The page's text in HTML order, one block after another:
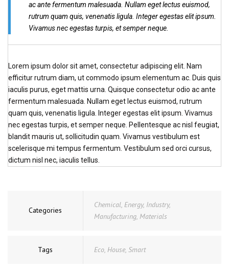
ac ante fermentum malesuada. Nullam eget lectus euismod,
rutrum quam quis, venenatis ligula. Integer egestas elit ipsum.
Vivamus nec egestas turpis, et semper neque.
Lorem ipsum dolor sit amet, consectetur adipiscing elit. Nam
efficitur rutrum diam, ut commodo ipsum elementum ac. Duis quis
iaculis purus, eget mattis urna. Quisque consectetur odio ac ante
fermentum malesuada. Nullam eget lectus euismod, rutrum
quam quis, venenatis ligula. Integer egestas elit ipsum. Vivamus
nec egestas turpis, et semper neque. Pellentesque ac nisl feugiat,
blandit mauris ut, sollicitudin quam. Vivamus vestibulum est
scelerisque mi tempus fermentum. Vestibulum sed orci cursus,
dictum nisl nec, iaculis tellus.
Categories
Chemical, Energy, Industry,
Manufacturing, Materials
Tags Eco, House, Smart